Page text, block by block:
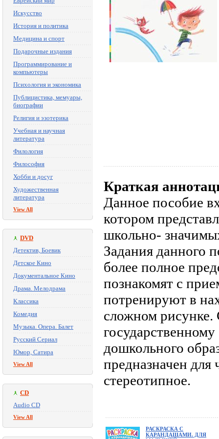
Искусство
История и политика
Медицина и спорт
Подарочные издания
Программирование и
компьютеры
Психология и экономика
Публицистика, мемуары,
биографии
Религия и эзотерика
Учебная и научная
литература
Филология
Философия
Хобби и досуг
Художественная
литература
View All
DVD
Детектив, Боевик
Детское Кино
Документальное Кино
Драма. Мелодрама
Классика
Комедия
Музыка. Опера. Балет
Русский Сериал
Юмор, Сатира
View All
CD
Audio CD
View All
Краткая
Данное пособие
котором
школьно-
Задания данного
более полное
познакомят с
потренируют в
сложном рисунке.
дошкольного
предназначен для
стереотипное.
РАСКРАСКА С
КАРАНДАШАМИ. ДЛЯ